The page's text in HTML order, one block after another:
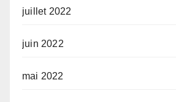
juillet 2022
juin 2022
mai 2022